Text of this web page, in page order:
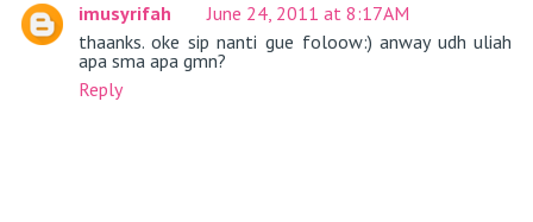
imusyrifah
June 24, 2011 at 8:17 AM
thaanks. oke sip nanti gue foloow:) anway udh uliah
apa sma apa gmn?
Reply